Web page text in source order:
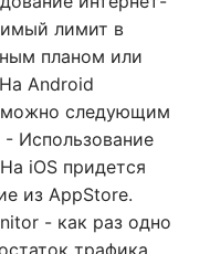
лимит в
планом или
Android
можно следующим
Использование
iOS придется
из AppStore.
- как раз одно
трафика